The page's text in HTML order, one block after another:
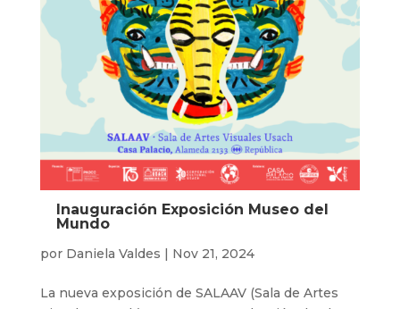
Inauguración Exposición Museo del
Mundo
por Daniela Valdes | Nov 21, 2024
La nueva exposición de SALAAV (Sala de Artes